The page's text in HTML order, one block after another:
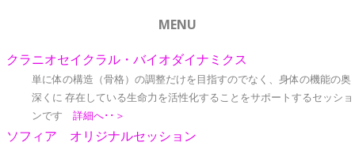
MENU
クラニオセイクラル・バイオダイナミクス
単に体の構造（骨格）の調整だけを目指すのでなく、身体の機能の奥
深くに 存在している生命力を活性化することをサポートするセッショ
ンです 詳細へ･･＞
ソフィア オリジナルセッション